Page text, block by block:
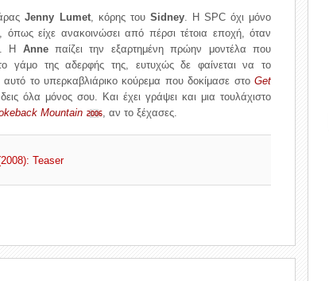
Jenny Lumet, κόρης του Sidney. Η SPC όχι μόνο
όπως είχε ανακοινώσει από πέρσι τέτοια εποχή, όταν
Η Anneπαίζει την εξαρτημένη πρώην μοντέλα που
γάμο της αδερφής της, ευτυχώς δε φαίνεται να το
το υπερκαβλιάρικο κούρεμα που δοκίμασε στο Get
όλα μόνος σου. Και έχει γράψει και μια τουλάχιστο
Mountain 2006, αν το ξέχασες.
Teaser